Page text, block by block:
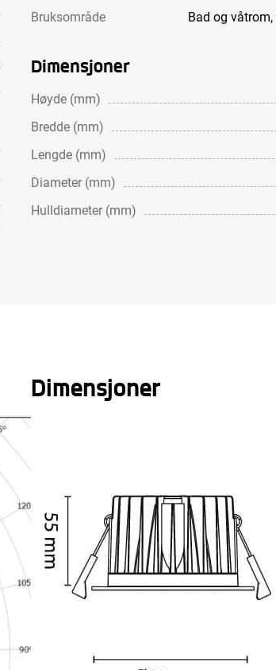
Bruksområde
Bad og våtrom,
Dimensjoner
Høyde (mm)
Bredde (mm)
Lengde (mm)
Diameter (mm)
Hulldiameter (mm)
Dimensjoner